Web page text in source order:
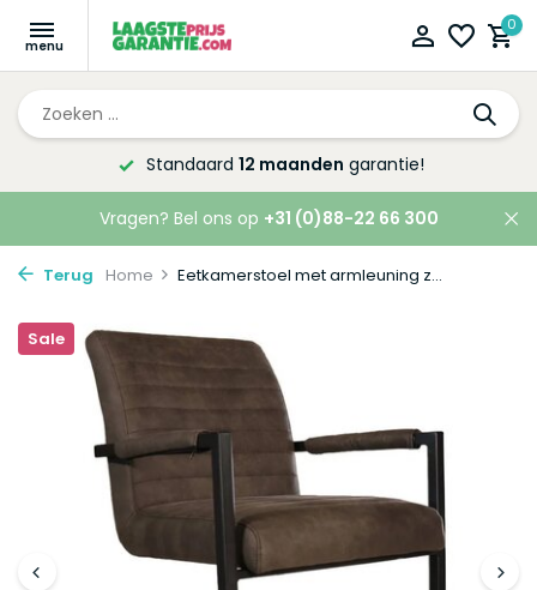
0
Altijd de laagsteprijsgarantie!
Vragen? Bel ons op +31 (0)88-22 66 300
Terug Home Eetkamerstoel met armleuning z...
Sale